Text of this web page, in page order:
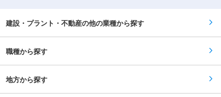
績が多数ございます。また、収益型の物件のみな
らず、ファンドスキームを利用した開発型プロジ
ェクトにも積極的に取り組んでおります。また、
な事業パートナーとの事業実績を有し、強固なリ
アクイジジョンの若手としてご活躍いただける方
を求めています。今までの経験や実績を元に活躍
しながらさらなる成長や専門性を高めたい方にと
建設・プラント・不動産の他の業種から探す
職種から探す
地方から探す